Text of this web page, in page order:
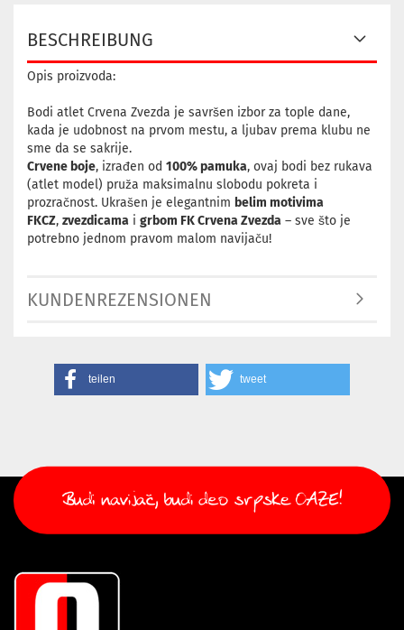
BESCHREIBUNG
Opis proizvoda:
Bodi atlet Crvena Zvezda je savršen izbor za tople dane,
kada je udobnost na prvom mestu, a ljubav prema klubu ne
sme da se sakrije.
Crvene boje, izrađen od 100% pamuka, ovaj bodi bez rukava
(atlet model) pruža maksimalnu slobodu pokreta i
prozračnost. Ukrašen je elegantnim belim motivima
FKCZ, zvezdicama i grbom FK Crvena Zvezda – sve što je
potrebno jednom pravom malom navijaču!
KUNDENREZENSIONEN
teilen tweet